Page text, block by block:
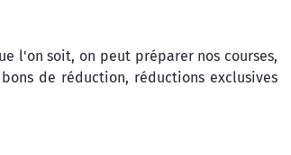
l'on soit, on peut préparer nos courses,
de réduction, réductions exclusives